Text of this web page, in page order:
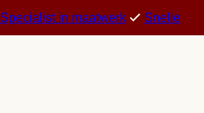
Specialist in maatwerk Snelle